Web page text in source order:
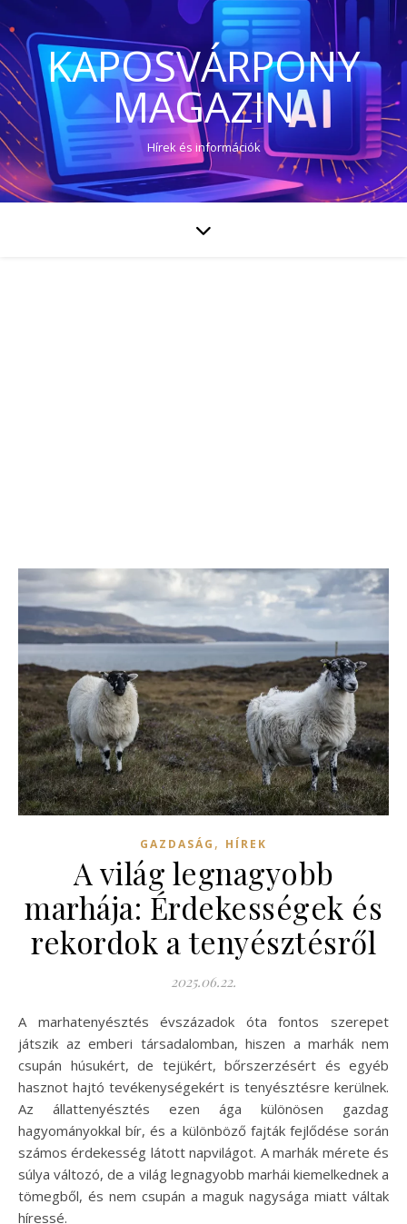
KAPOSVÁRPONY
MAGAZIN
Hírek és információk
GAZDASÁG , HÍREK
A világ legnagyobb
marhája: Érdekességek és
rekordok a tenyésztésről
2025.06.22.
A marhatenyésztés évszázadok óta fontos szerepet
játszik az emberi társadalomban, hiszen a marhák nem
csupán húsukért, de tejükért, bőrszerzésért és egyéb
hasznot hajtó tevékenységekért is tenyésztésre kerülnek.
Az állattenyésztés ezen ága különösen gazdag
hagyományokkal bír, és a különböző fajták fejlődése során
számos érdekesség látott napvilágot. A marhák mérete és
súlya változó, de a világ legnagyobb marhái kiemelkednek a
tömegből, és nem csupán a maguk nagysága miatt váltak
híressé.